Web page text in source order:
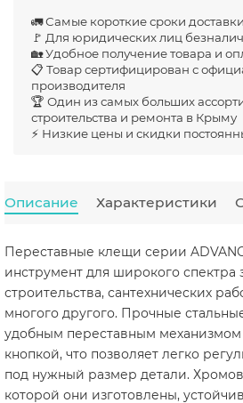
🚛 Самые короткие сроки
🚩 Для юридических лиц
🏡 Удобное получение товара и
📋 Товар сертифицирован с
производителя
🏆 Один из самых больших
строительства и ремонта в Крыму
⚡ Низкие цены и скидки
Описание Характеристики
Переставные клещи серии
инструмент для широкого спектра
строительства, сантехнических
многого другого. Прочные
удобным переставным
кнопкой, что позволяет легко
под нужный размер детали.
которой они изготовлены,